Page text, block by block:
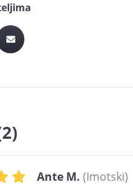
Ante M. (Imotski)